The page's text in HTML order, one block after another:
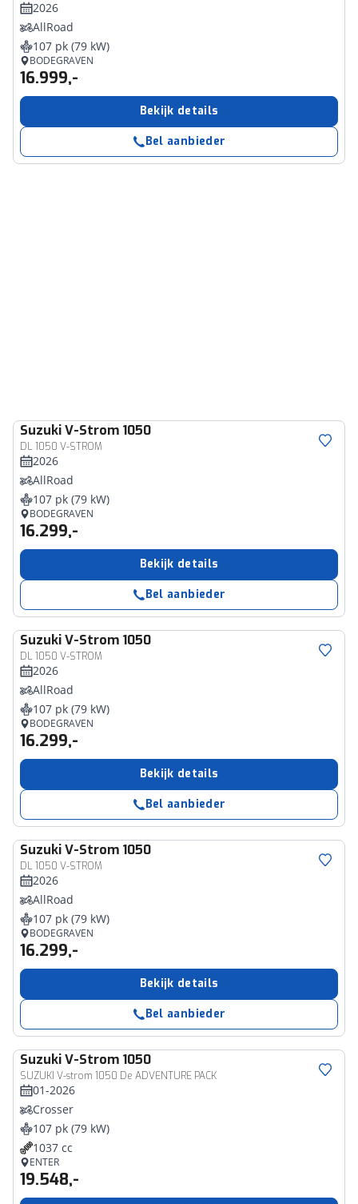
2026
AllRoad
107 pk (79 kW)
BODEGRAVEN
16.999,-
Bekijk details
Bel aanbieder
SuzukiV-Strom 1050
DL 1050 V-STROM
2026
AllRoad
107 pk (79 kW)
BODEGRAVEN
16.299,-
Bekijk details
Bel aanbieder
SuzukiV-Strom 1050
DL 1050 V-STROM
2026
AllRoad
107 pk (79 kW)
BODEGRAVEN
16.299,-
Bekijk details
Bel aanbieder
SuzukiV-Strom 1050
DL 1050 V-STROM
2026
AllRoad
107 pk (79 kW)
BODEGRAVEN
16.299,-
Bekijk details
Bel aanbieder
SuzukiV-Strom 1050
SUZUKI V-strom 1050 De ADVENTURE PACK
01-2026
Crosser
107 pk (79 kW)
1037 cc
ENTER
19.548,-